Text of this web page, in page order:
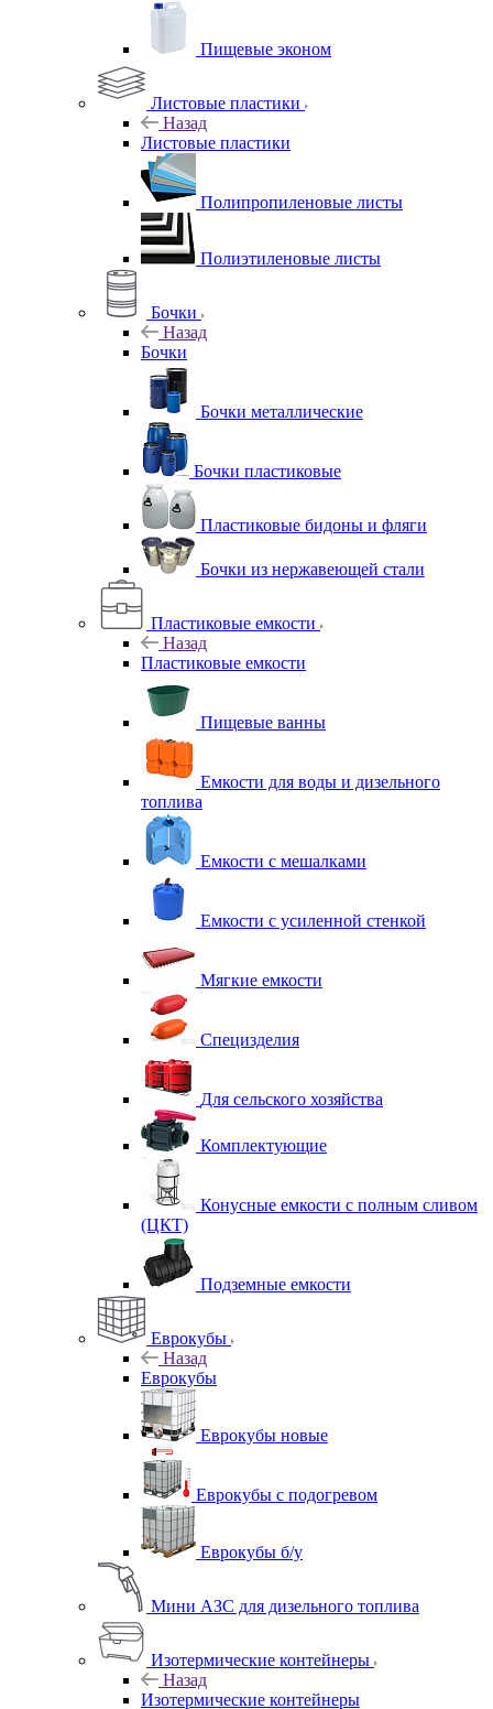
Пищевые эконом
Листовые пластики
Назад
Листовые пластики
Полипропиленовые листы
Полиэтиленовые листы
Бочки
Назад
Бочки
Бочки металлические
Бочки пластиковые
Пластиковые бидоны и фляги
Бочки из нержавеющей стали
Пластиковые емкости
Назад
Пластиковые емкости
Пищевые ванны
Емкости для воды и дизельного
топлива
Емкости с мешалками
Емкости с усиленной стенкой
Мягкие емкости
Специзделия
Для сельского хозяйства
Комплектующие
Конусные емкости с полным сливом
(ЦКТ)
Подземные емкости
Еврокубы
Назад
Еврокубы
Еврокубы новые
Еврокубы с подогревом
Еврокубы б/у
Мини АЗС для дизельного топлива
Изотермические контейнеры
Назад
Изотермические контейнеры